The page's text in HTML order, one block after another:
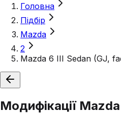
Головна
Підбір
Mazda
2
Mazda 6 III Sedan (GJ,
Модифікації